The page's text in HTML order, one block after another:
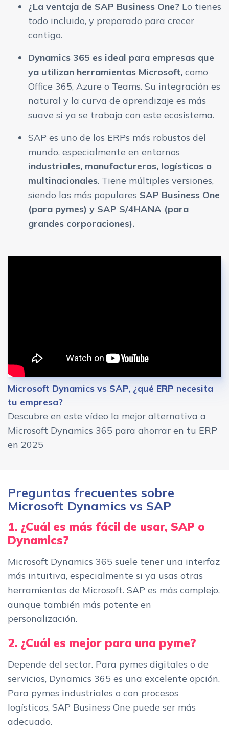
¿La ventaja de SAP Business One? Lo tienes
todo incluido, y preparado para crecer
contigo.
Dynamics 365 es ideal para empresas que
ya utilizan herramientas Microsoft, como
Office 365, Azure o Teams. Su integración es
natural y la curva de aprendizaje es más
suave si ya se trabaja con este ecosistema.
SAP es uno de los ERPs más robustos del
mundo, especialmente en entornos
industriales, manufactureros, logísticos o
multinacionales. Tiene múltiples versiones,
siendo las más populares SAP Business One
(para pymes) y SAP S/4HANA (para
grandes corporaciones).
Microsoft Dynamics vs SAP, ¿qué ERP necesita
tu empresa?
Descubre en este vídeo la mejor alternativa a
Microsoft Dynamics 365 para ahorrar en tu ERP
en 2025
Preguntas frecuentes sobre
Microsoft Dynamics vs SAP
1. ¿Cuál es más fácil de usar, SAP o
Dynamics?
Microsoft Dynamics 365 suele tener una interfaz
más intuitiva, especialmente si ya usas otras
herramientas de Microsoft. SAP es más complejo,
aunque también más potente en
personalización.
2. ¿Cuál es mejor para una pyme?
Depende del sector. Para pymes digitales o de
servicios, Dynamics 365 es una excelente opción.
Para pymes industriales o con procesos
logísticos, SAP Business One puede ser más
adecuado.